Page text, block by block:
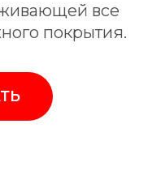
все
покрытия.